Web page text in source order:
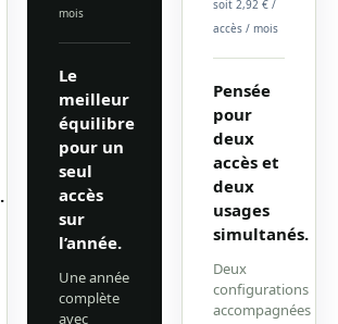
mois
Le
meilleur
équilibre
pour un
seul
accès
sur
l’année.
Une année
complète
avec
soit 2,92 € /
accès / mois
Pensée
pour
deux
accès et
deux
usages
simultanés.
Deux
configurations
accompagnées